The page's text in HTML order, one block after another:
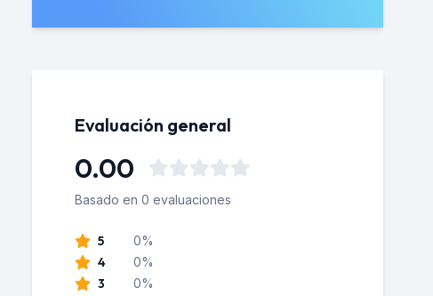
Evaluación general
0.00
Basado en 0 evaluaciones
5 0%
4 0%
3 0%